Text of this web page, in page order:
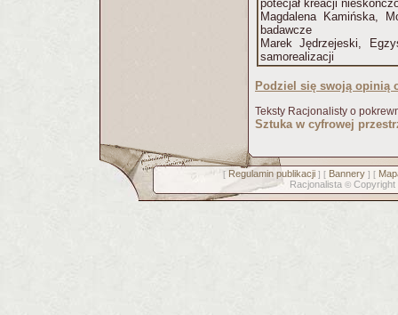
potecjał kreacji
Magdalena Kamińska,
badawcze
Marek Jędrzejeski,
samorealizacji
Podziel się swoją opinią
Teksty Racjonalisty o
Sztuka w cyfrowej
[ Regulamin publikacji] [ Bannery] [
Racjonalista © Copyright